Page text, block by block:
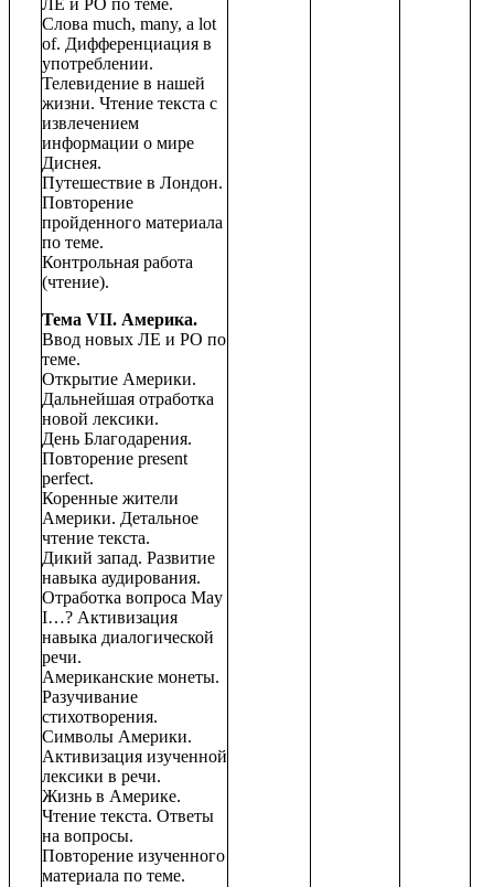
ЛЕ и РО по теме.
Слова much, many, a lot
of. Дифференциация в
употреблении.
Телевидение в нашей
жизни. Чтение текста с
извлечением
информации о мире
Диснея.
Путешествие в Лондон.
Повторение
пройденного материала
по теме.
Контрольная работа
(чтение).
Тема VII. Америка.
Ввод новых ЛЕ и РО по
теме.
Открытие Америки.
Дальнейшая отработка
новой лексики.
День Благодарения.
Повторение present
perfect.
Коренные жители
Америки. Детальное
чтение текста.
Дикий запад. Развитие
навыка аудирования.
Отработка вопроса May
I…? Активизация
навыка диалогической
речи.
Американские монеты.
Разучивание
стихотворения.
Символы Америки.
Активизация изученной
лексики в речи.
Жизнь в Америке.
Чтение текста. Ответы
на вопросы.
Повторение изученного
материала по теме.